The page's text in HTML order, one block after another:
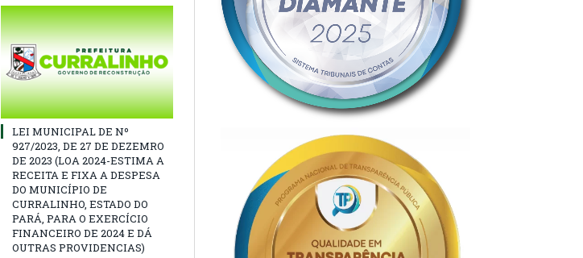
LEI MUNICIPAL DE Nº
927/2023, DE 27 DE DEZEMRO
DE 2023 (LOA 2024-ESTIMA A
RECEITA E FIXA A DESPESA
DO MUNICÍPIO DE
CURRALINHO, ESTADO DO
PARÁ, PARA O EXERCÍCIO
FINANCEIRO DE 2024 E DÁ
OUTRAS PROVIDENCIAS)